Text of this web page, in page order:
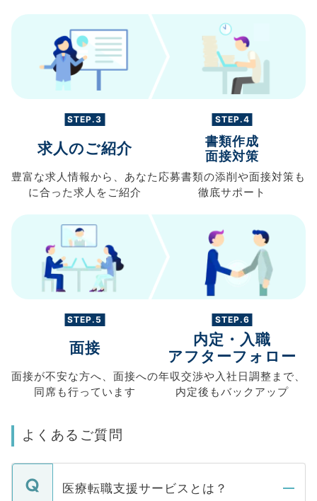
STEP.3
求人のご紹介
豊富な求人情報から、 あなた
に合った求人を ご紹介
STEP.4
書類作成
面接対策
応募書類の添削や面接対策も
徹底サポート
STEP.5
面接
面接が不安な方へ、 面接への
同席も行っています
STEP.6
内定・入職
アフターフォロー
年収交渉や入社日調整まで、
内定後もバックアップ
よくあるご質問
医療転職支援サービスとは？